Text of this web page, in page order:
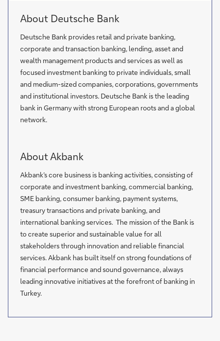
About Deutsche Bank
Deutsche Bank provides retail and private banking,
corporate and transaction banking, lending, asset and
wealth management products and services as well as
focused investment banking to private individuals, small
and medium-sized companies, corporations, governments
and institutional investors. Deutsche Bank is the leading
bank in Germany with strong European roots and a global
network.
About Akbank
Akbank’s core business is banking activities, consisting of
corporate and investment banking, commercial banking,
SME banking, consumer banking, payment systems,
treasury transactions and private banking, and
international banking services. The mission of the Bank is
to create superior and sustainable value for all
stakeholders through innovation and reliable financial
services. Akbank has built itself on strong foundations of
financial performance and sound governance, always
leading innovative initiatives at the forefront of banking in
Turkey.